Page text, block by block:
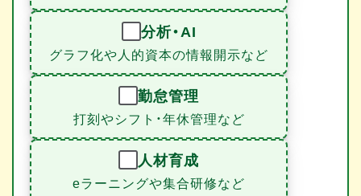
分析・AI
グラフ化や人的資本の情報開示など
勤怠管理
打刻やシフト・年休管理など
人材育成
eラーニングや集合研修など